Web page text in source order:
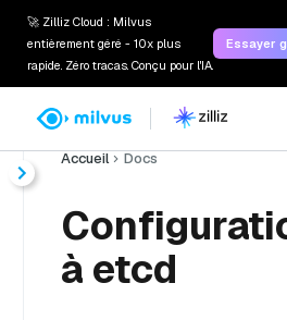
🚀 Zilliz Cloud : Milvus
entièrement géré - 10x plus
rapide. Zéro tracas. Conçu pour l'IA.
Essayer
Accueil Docs
à etcd